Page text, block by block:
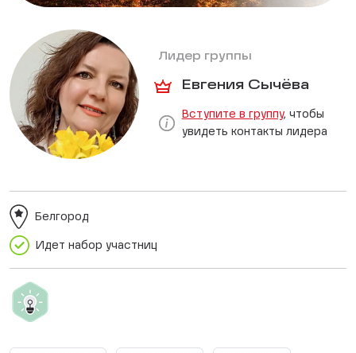
Лидер группы
Евгения Сычёва
Вступите в группу, чтобы
увидеть контакты лидера
Идет набор участниц
Белгород